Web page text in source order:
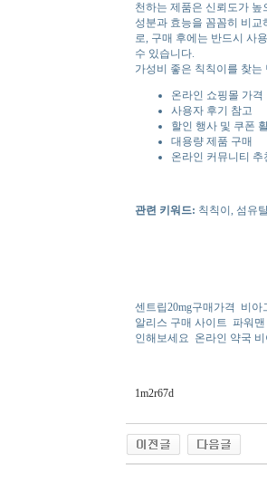
천하는 제품은 신뢰도가
성분과 효능을 꼼꼼히 비
로, 구매 후에는 반드시 사
수 있습니다.
가성비 좋은 칙칙이를 찾는
온라인 쇼핑몰 가격
사용자 후기 참고
할인 행사 및 쿠폰
대용량 제품 구매
온라인 커뮤니티 추
관련 키워드: 칙칙이, 섬유
센트립20mg구매가격
비아
알리스 구매 사이트 파워
인해보세요 온라인 약국
1m2r67d